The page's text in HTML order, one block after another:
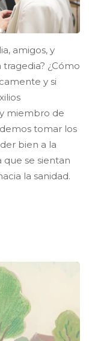
amigos, y
¿Cómo
y si
miembro de
tomar los
bien a la
se sientan
la sanidad.